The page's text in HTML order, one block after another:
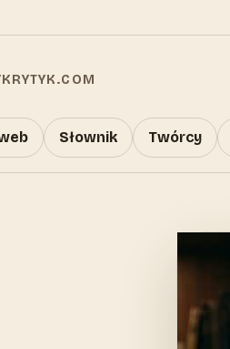
Słownik Twórcy